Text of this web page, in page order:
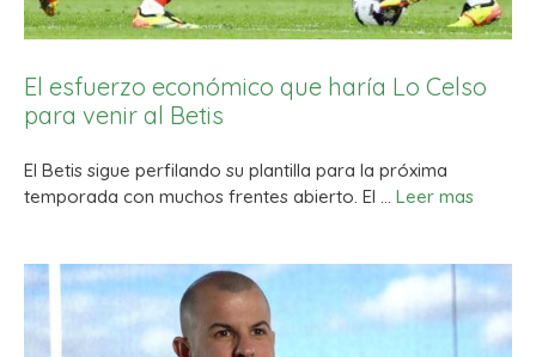
El esfuerzo económico que haría Lo Celso
para venir al Betis
El Betis sigue perfilando su plantilla para la próxima
temporada con muchos frentes abierto. El … Leer mas